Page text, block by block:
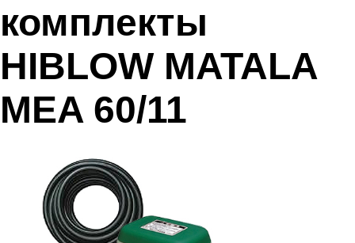
комплекты
HIBLOW MATALA
MEA 60/11